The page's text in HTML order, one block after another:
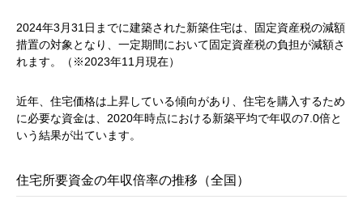
2024年3月31日までに建築された新築住宅は、固定資産税の減額
措置の対象となり、一定期間において固定資産税の負担が減額さ
れます。（※2023年11月現在）
近年、住宅価格は上昇している傾向があり、住宅を購入するため
に必要な資金は、2020年時点における新築平均で年収の7.0倍と
いう結果が出ています。
住宅所要資金の年収倍率の推移（全国）